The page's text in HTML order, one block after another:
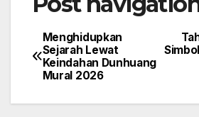
Menghidupkan
Sejarah Lewat
Keindahan Dunhuang
Mural 2026